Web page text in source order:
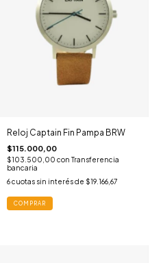
Reloj Captain Fin Pampa BRW
$115.000,00
$103.500,00 con Transferencia
bancaria
6cuotas sin interés de $19.166,67
COMPRAR